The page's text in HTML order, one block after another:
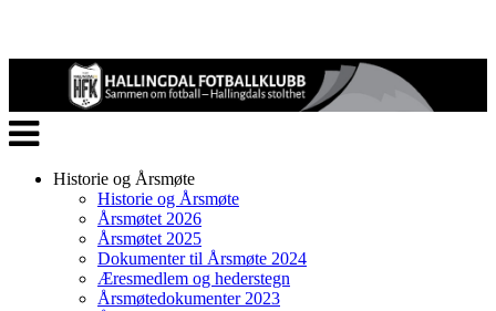
Veksle
navigasjon
Historie og Årsmøte
Historie og Årsmøte
Årsmøtet 2026
Årsmøtet 2025
Dokumenter til Årsmøte 2024
Æresmedlem og hederstegn
Årsmøtedokumenter 2023